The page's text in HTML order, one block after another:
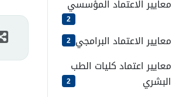
معايير الاعتماد المؤسسي
2
معايير الاعتماد البرامجي 2
معايير اعتماد كليات الطب
البشري
2